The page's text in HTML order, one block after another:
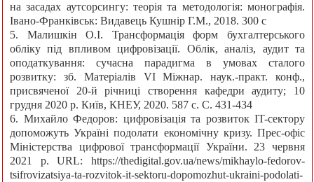
на засадах аутсорсингу: теорія та методологія: монографія.
Івано-Франківськ: Видавець Кушнір Г.М., 2018. 300 с
5. Малишкін О.І. Трансформація форм бухгалтерського
обліку під впливом цифровізації. Облік, аналіз, аудит та
оподаткування: сучасна парадигма в умовах сталого
розвитку: зб. Матеріалів VI Міжнар. наук.-практ. конф.,
присвяченої 20-й річниці створення кафедри аудиту; 10
грудня 2020 р. Київ, КНЕУ, 2020. 587 с. С. 431-434
6. Михайло Федоров: цифровізація та розвиток IT-сектору
допоможуть Україні подолати економічну кризу. Прес-офіс
Міністерства цифрової трансформації України. 23 червня
2021 р. URL: https://thedigital.gov.ua/news/mikhaylo-fedorov-
tsifrovizatsiya-ta-rozvitok-it-sektoru-dopomozhut-ukraini-podolati-